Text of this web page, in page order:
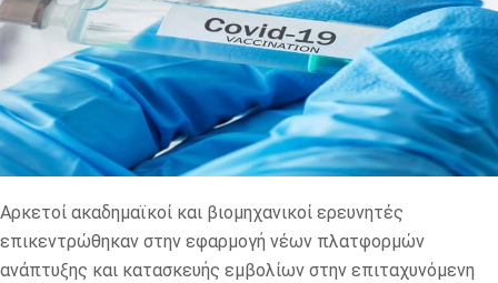
Αρκετοί ακαδημαϊκοί και βιομηχανικοί ερευνητές
επικεντρώθηκαν στην εφαρμογή νέων πλατφορμών
ανάπτυξης και κατασκευής εμβολίων στην επιταχυνόμενη